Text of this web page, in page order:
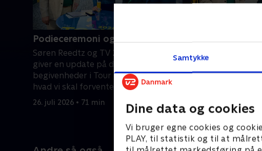
Samtykke
Dine data og cookies
Vi bruger egne cookies og
PLAY, til statistik og til at
Podieceremoni og interviews
Søren Reedtz og TV 2s eksperter
giver en update på de vigtigste
begivenheder i Tour de France, og
hvad vi skal forvente os af de
kommende dage.
26. juli 2026 • 71 min
Søren Reedtz og
frem mod dagens
France.